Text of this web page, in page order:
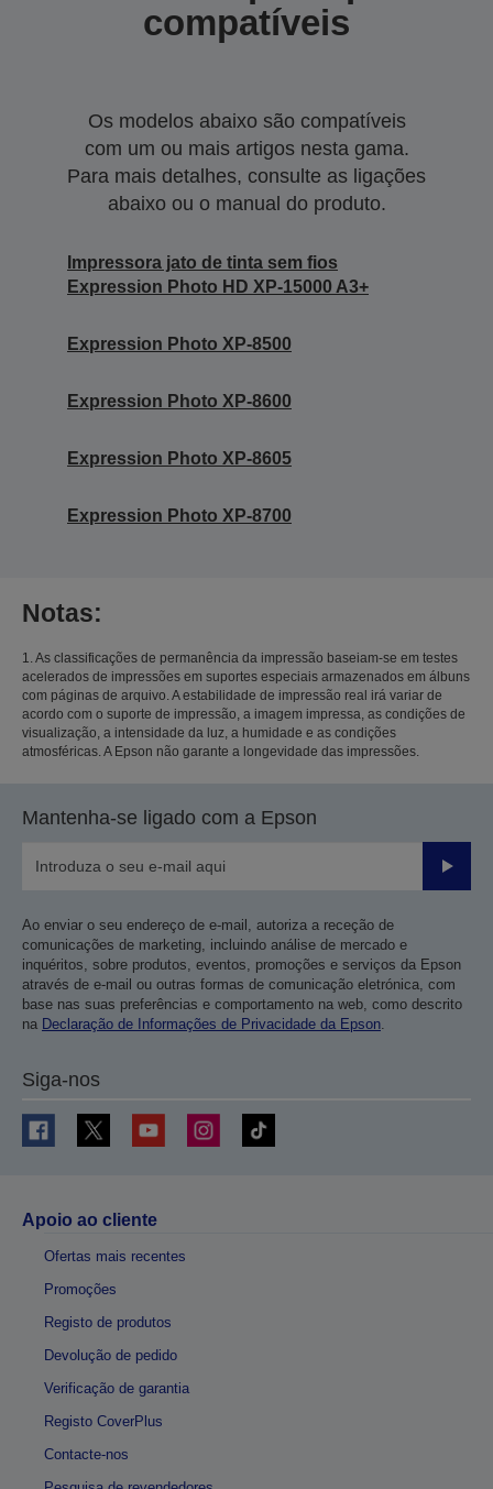
compatíveis
Os modelos abaixo são compatíveis
com um ou mais artigos nesta gama.
Para mais detalhes, consulte as ligações
abaixo ou o manual do produto.
Impressora jato de tinta sem fios
Expression Photo HD XP-15000 A3+
Expression Photo XP-8500
Expression Photo XP-8600
Expression Photo XP-8605
Expression Photo XP-8700
Notas:
1. As classificações de permanência da impressão baseiam-se em testes
acelerados de impressões em suportes especiais armazenados em álbuns
com páginas de arquivo. A estabilidade de impressão real irá variar de
acordo com o suporte de impressão, a imagem impressa, as condições de
visualização, a intensidade da luz, a humidade e as condições
atmosféricas. A Epson não garante a longevidade das impressões.
Mantenha-se ligado com a Epson
Enviar
Ao enviar o seu endereço de e-mail, autoriza a receção de
comunicações de marketing, incluindo análise de mercado e
inquéritos, sobre produtos, eventos, promoções e serviços da Epson
através de e-mail ou outras formas de comunicação eletrónica, com
base nas suas preferências e comportamento na web, como descrito
na Declaração de Informações de Privacidade da Epson.
Siga-nos
Apoio ao cliente
Ofertas mais recentes
Promoções
Registo de produtos
Devolução de pedido
Verificação de garantia
Registo CoverPlus
Contacte-nos